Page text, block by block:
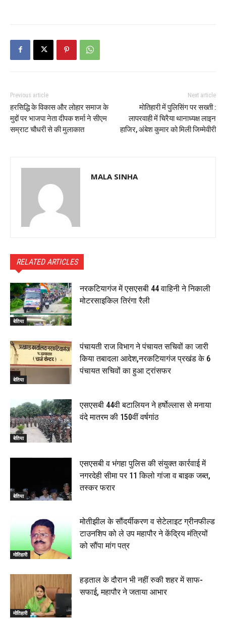
Previous article
हरसिद्धि के विकास और लोहार समाज के
मुद्दों पर भाजपा नेता दीपक शर्मा ने सीएम
सम्राट चौधरी से की मुलाकात
Next article
मोतिहारी में पुलिसिंग पर सख्ती :
लापरवाही में चिरैया थानाध्यक्ष लाइन
हाजिर, अंबेश कुमार को मिली जिम्मेवीरी
MALA SINHA
RELATED ARTICLES
बेतिया
नरकटियागंज में एसएसबी 44 वाहिनी ने निकाली
मोटरसाइकिल तिरंगा रैली
बेतिया
पंचायती राज विभाग ने पंचायत सचिवों का जारी
किया तबादला आदेश,नरकटियागंज प्रखंड के 6
पंचायत सचिवों का हुआ ट्रांसफर
बेतिया
एसएसबी 44वी बटालियन ने हर्षोल्लास से मनाया
वंदे मातरम की 150वीं वर्षगांठ
बेतिया
एसएसबी व भंगहा पुलिस की संयुक्त कार्रवाई में
नगरदेही सीमा पर 11 किलो गांजा व बाइक जब्त,
तस्कर फरार
मोतिहारी
मोतीझील के सौंदर्यीकरण व सेटेलाइट ग्रीनफील्ड
टाउनशिप को ले उप महापौर ने केंद्रिय मंत्रियों
को सौंपा मांग पत्र
मोतिहारी
हड़ताल के दौरान भी नहीं रुकी शहर में साफ-
सफाई, महापौर ने जताया आभार